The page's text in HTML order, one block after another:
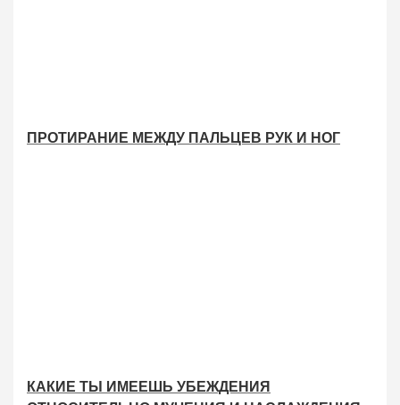
ПРОТИРАНИЕ МЕЖДУ ПАЛЬЦЕВ РУК И НОГ
КАКИЕ ТЫ ИМЕЕШЬ УБЕЖДЕНИЯ